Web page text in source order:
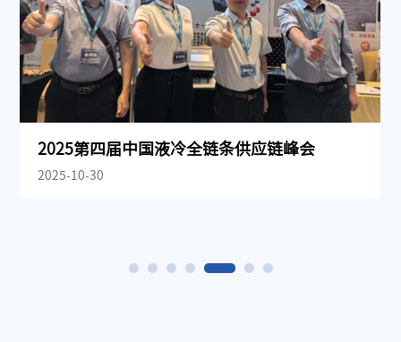
2025第四届中国液冷全链条供应链峰会
2025-10-30